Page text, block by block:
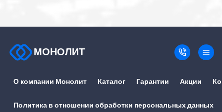
МОНОЛИТ
О компании Монолит Каталог Гарантии Акции
Политика в отношении обработки персональных данных